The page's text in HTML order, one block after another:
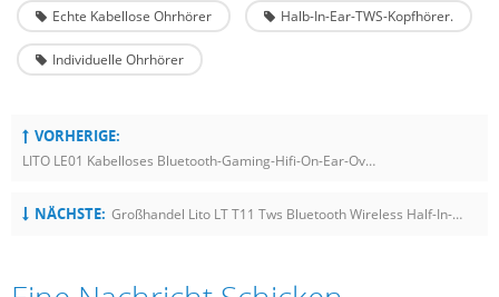
Echte Kabellose Ohrhörer Halb-In-Ear-TWS-Kopfhörer.
Individuelle Ohrhörer
VORHERIGE:
LITO LE01 Kabelloses Bluetooth-Gaming-Hifi-On-Ear-Over-Ear-TWS-Kopfhörer-Headsets Mit Geräuschunterdrückung
NÄCHSTE: Großhandel Lito LT T11 Tws Bluetooth Wireless Half-In-Ear-Kopfhörer